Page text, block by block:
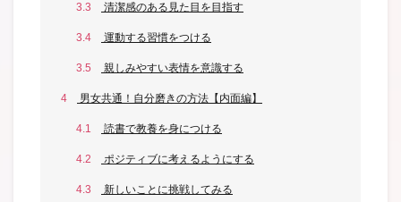
3.3 清潔感のある見た目を目指す
3.4 運動する習慣をつける
3.5 親しみやすい表情を意識する
4 男女共通！自分磨きの方法【内面編】
4.1 読書で教養を身につける
4.2 ポジティブに考えるようにする
4.3 新しいことに挑戦してみる